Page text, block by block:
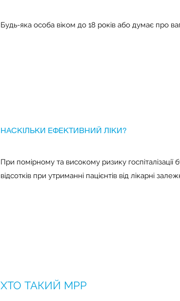
Будь-яка особа віком до 18 років або думає про
НАСКІЛЬКИ ЕФЕКТИВНИЙ ЛІКИ?
При помірному та високому ризику
відсотків при утриманні пацієнтів від лікарні
ХТО ТАКИЙ MPP